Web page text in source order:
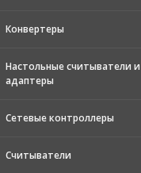
Конвертеры
Настольные считыватели и
адаптеры
Сетевые контроллеры
Считыватели